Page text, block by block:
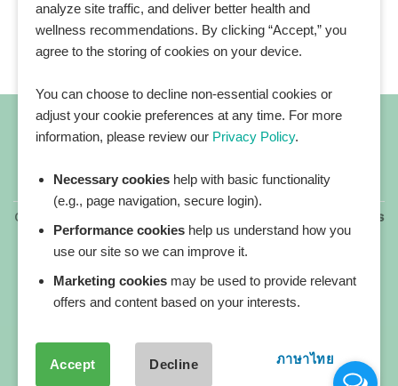
All blog posts
Copyright 2026 ©
All rights reserved. HEALTHPLATZ™ is
a registered trademark of Adbrandture Co., Ltd.
Our website services, content, and products are for
informational purposes only. Healthplatz does not
provide medical advice, diagnosis, or treatment.
analyze site traffic, and deliver better health and
wellness recommendations. By clicking “Accept,” you
agree to the storing of cookies on your device.
You can choose to decline non-essential cookies or
adjust your cookie preferences at any time. For more
information, please review our Privacy Policy.
Necessary cookies help with basic functionality
(e.g., page navigation, secure login).
Performance cookies help us understand how you
use our site so we can improve it.
Marketing cookies may be used to provide relevant
offers and content based on your interests.
Accept Decline ภาษาไทย